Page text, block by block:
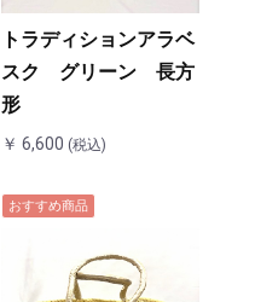
トラディションアラベ
スク グリーン 長方
形
￥ 6,600 (税込)
おすすめ商品